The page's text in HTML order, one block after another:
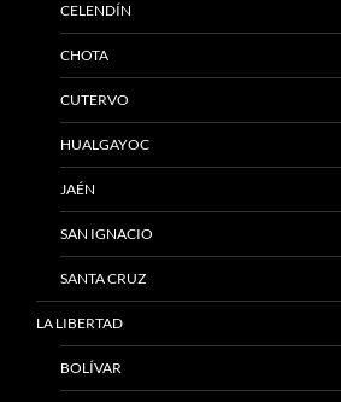
CELENDÍN
CHOTA
CUTERVO
HUALGAYOC
JAÉN
SAN IGNACIO
SANTA CRUZ
LA LIBERTAD
BOLÍVAR